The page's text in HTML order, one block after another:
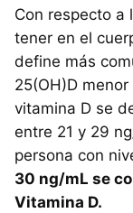
Con respecto a
tener en el
define más
25(OH)D
vitamina D se
entre 21 y 29
persona con
30 ng/mL se
Vitamina D.